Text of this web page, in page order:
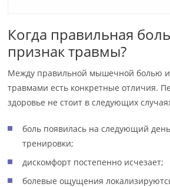
Когда правильная
признак травмы?
Между правильной мышечной болью
травмами есть конкретные отличия.
здоровье не стоит в следующих
боль появилась на следующий
тренировки;
дискомфорт постепенно исчезает;
болевые ощущения